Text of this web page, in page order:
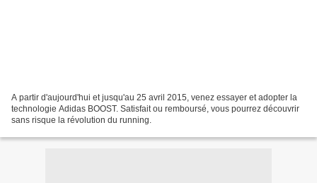
A partir d'aujourd'hui et jusqu'au 25 avril 2015, venez essayer et adopter la
technologie Adidas BOOST. Satisfait ou remboursé, vous pourrez découvrir
sans risque la révolution du running.